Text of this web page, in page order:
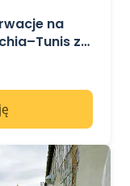
DOSTĘPNE Z GNV
na
z